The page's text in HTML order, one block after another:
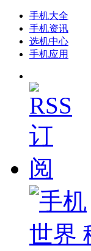
手机大全
手机资讯
选机中心
手机应用